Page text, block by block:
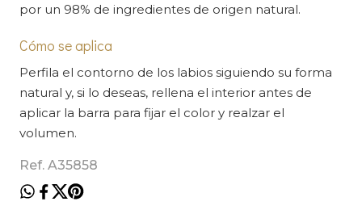
por un 98% de ingredientes de origen natural.
Cómo se aplica
Perfila el contorno de los labios siguiendo su forma
natural y, si lo deseas, rellena el interior antes de
aplicar la barra para fijar el color y realzar el
volumen.
Ref. A35858